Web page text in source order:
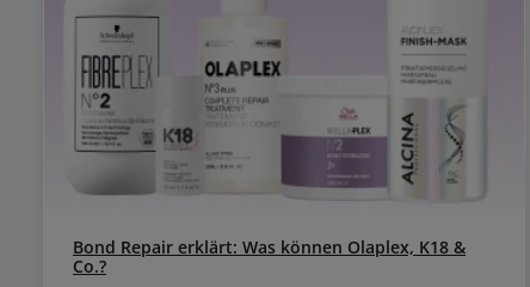
Bond Repair erklärt: Was können Olaplex, K18 &
Co.?